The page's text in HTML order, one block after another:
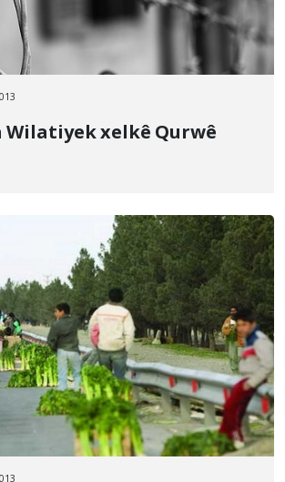
Wilatiyek xelkê Qurwê